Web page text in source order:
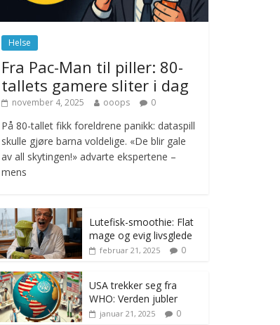
november 6, 2025
No Comments
nullvisjon for nedbør
juni 23, 2026
No
Comments
Helse
Fra Pac-Man til piller: 80-
tallets gamere sliter i dag
november 4, 2025 ooops 0
På 80-tallet fikk foreldrene panikk: dataspill
skulle gjøre barna voldelige. «De blir gale
av all skytingen!» advarte ekspertene –
mens
Lutefisk-smoothie: Flat
mage og evig livsglede
februar 21, 2025 0
USA trekker seg fra
WHO: Verden jubler
januar 21, 2025 0